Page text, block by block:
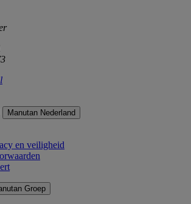
Manutan Nederland
en veiligheid
Groep